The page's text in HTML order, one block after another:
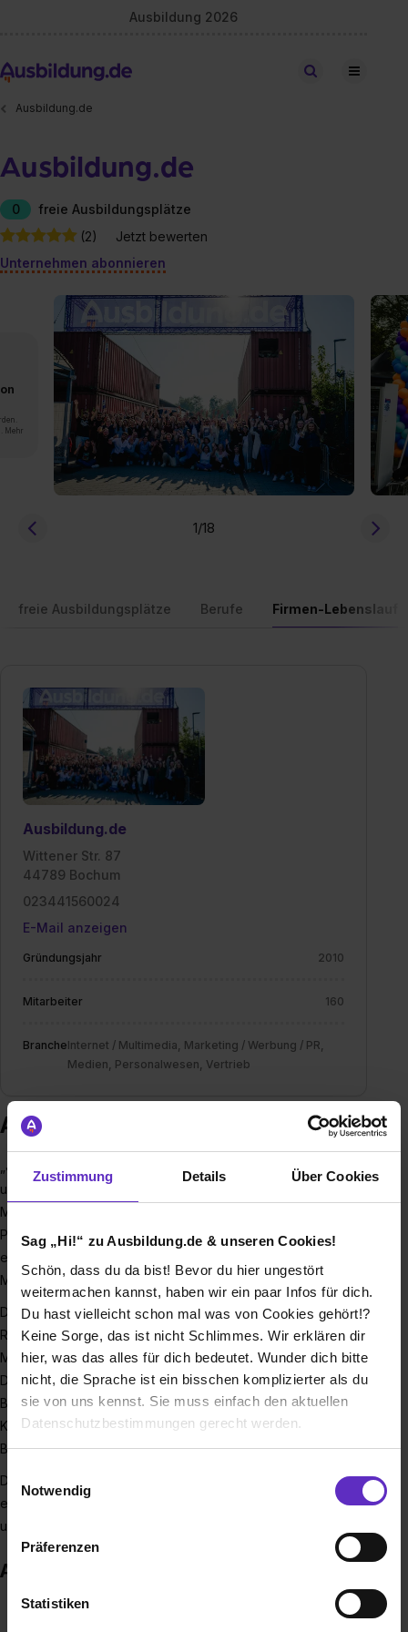
Zustimmung Details Über Cookies
Sag „Hi!“ zu Ausbildung.de & unseren Cookies!
Schön, dass du da bist! Bevor du hier ungestört
weitermachen kannst, haben wir ein paar Infos für dich.
Du hast vielleicht schon mal was von Cookies gehört!?
Keine Sorge, das ist nicht Schlimmes. Wir erklären dir
hier, was das alles für dich bedeutet. Wunder dich bitte
nicht, die Sprache ist ein bisschen komplizierter als du
sie von uns kennst. Sie muss einfach den aktuellen
Datenschutzbestimmungen gerecht werden.
Benutzung der Webseite getroffenen Einstellungen zu
Webseite zu analysieren („Statistiken“), um
Informationen zu deiner Verwendung unserer Website an
Notwendig
Präferenzen
Statistiken
Ausbildung 2026
Stellen finden
Ausbildung.de
Ausbildung.de
0
freie Ausbildungsplätze
(2)
Jetzt bewerten
Unternehmen abonnieren
Mehr
1/18
freie Ausbildungsplätze Berufe Firmen-Lebenslauf
Ausbildung.de
Wittener Str. 87
44789 Bochum
023441560024
E-Mail anzeigen
Gründungsjahr 2010
Mitarbeiter 160
BrancheInternet / Multimedia, Marketing / Werbung / PR,
Medien, Personalwesen, Vertrieb
Ausbildung bei Ausbildung.de
„Jeder Mensch verdient den bestmöglich passenden Job
und Arbeitgeber“ – jeden Tag setzen wir alles daran, diese
Mission Realität werden zu lassen. Mit unseren
Portalen Ausbildung.de, MeinPraktikum.de und Trainee.de
ermöglichen wir es pro Jahr mehreren Millionen junger
Menschen, den passenden Berufseinstieg zu finden.
Damit sind wir Vorreiter für digitales HR-Marketing und -
Recruiting junger Zielgruppen - und mit inzwischen etwa 160
Mitarbeiter:innen eine der am dynamischsten wachsenden
Digitalfirmen im Ruhrgebiet. Seit 2015 gehören wir zum
Bertelsmann-Konzern und verbinden so die Agilität und
Kultur unserer Start-up-Herkunft mit solidem Konzern-
Backing.
Du möchtest mehr über uns und unsere Arbeitskultur
erfahren? Dann schau' auf unserer Karriereseite oder
unserem Instagram–Kanal vorbei!
Auszeichnungen